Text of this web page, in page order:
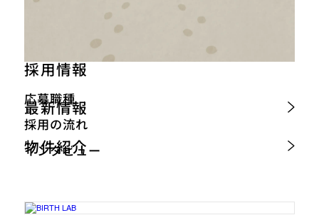
採用情報
応募職種
採用の流れ
インタビュー
最新情報
物件紹介